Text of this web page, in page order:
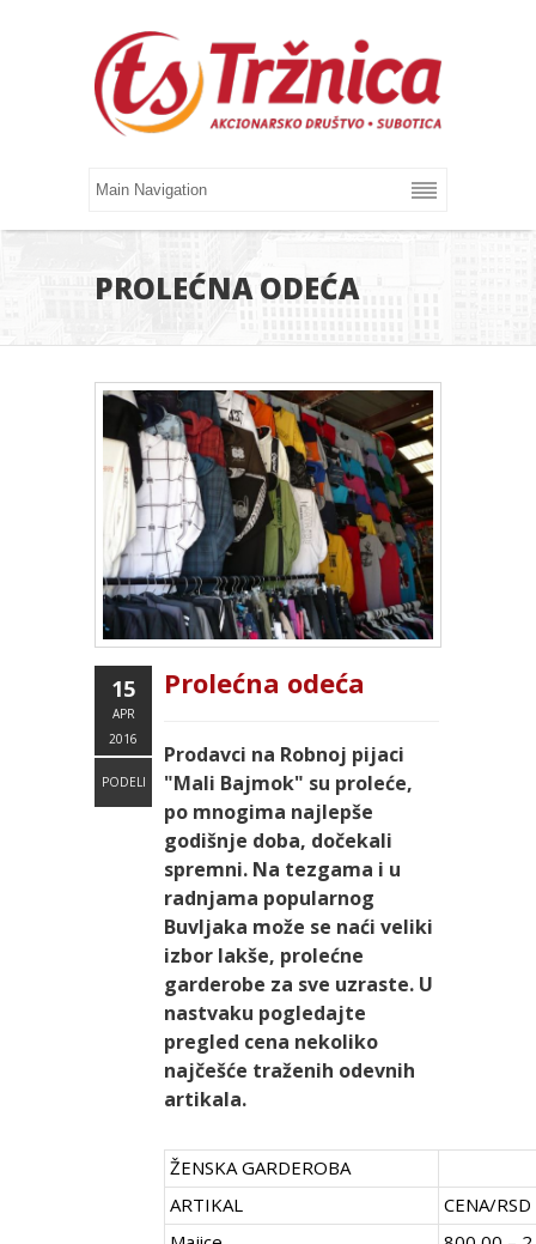
PROLEĆNA ODEĆA
15
APR
2016
PODELI
Prolećna odeća
Prodavci na Robnoj pijaci
"Mali Bajmok" su proleće,
po mnogima najlepše
godišnje doba, dočekali
spremni. Na tezgama i u
radnjama popularnog
Buvljaka može se naći veliki
izbor lakše, prolećne
garderobe za sve uzraste. U
nastvaku pogledajte
pregled cena nekoliko
najčešće traženih odevnih
artikala.
ŽENSKA GARDEROBA
ARTIKAL
CENA/RSD